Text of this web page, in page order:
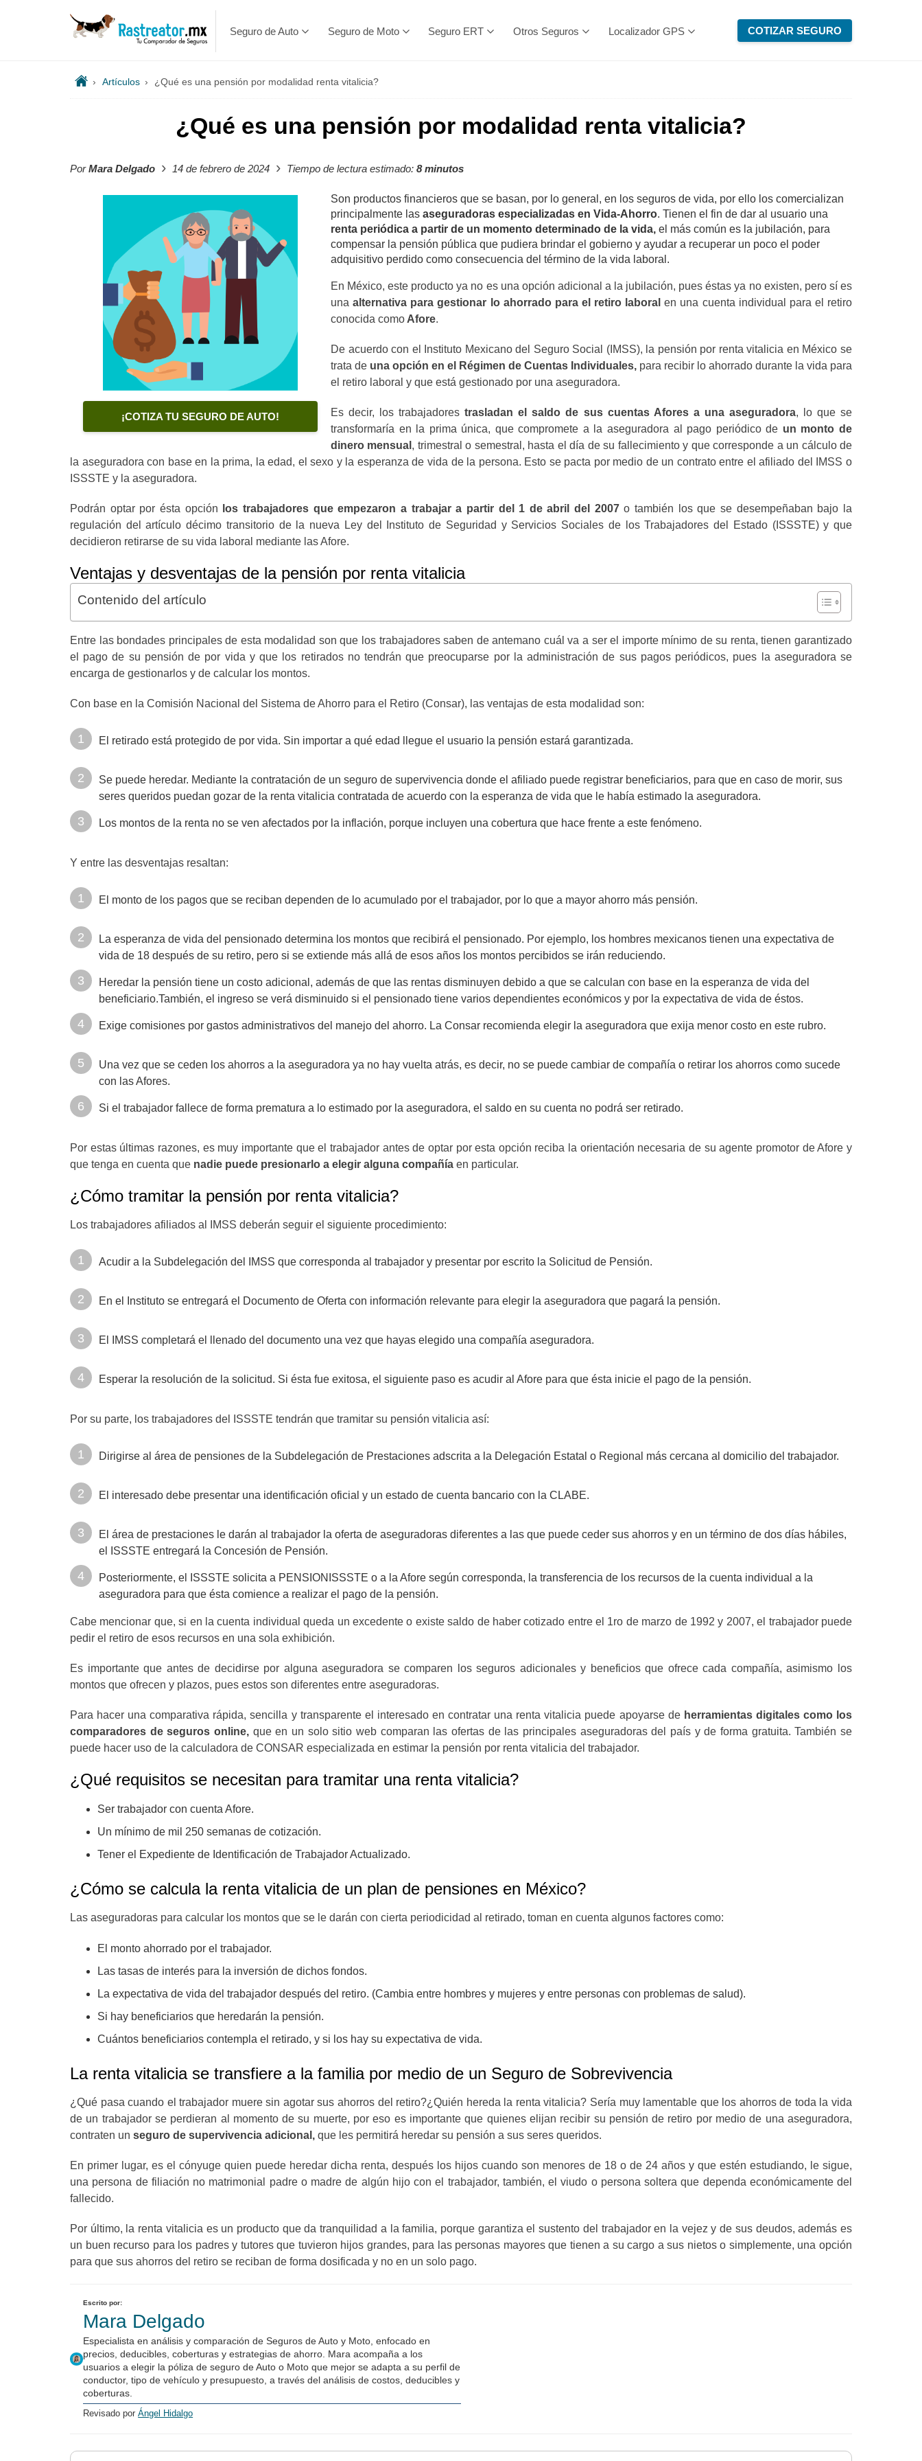
Seguro de Auto Seguro de Moto Seguro ERT Otros Seguros Localizador GPS COTIZAR SEGURO
› Artículos › ¿Qué es una pensión por modalidad renta vitalicia?
¿Qué es una pensión por modalidad renta vitalicia?
PorMara Delgado › 14 de febrero de 2024 › Tiempo de lectura estimado: 8 minutos
¡COTIZA TU SEGURO DE AUTO!
Son productos financieros que se basan, por lo general, en los seguros de vida, por ello los comercializan
principalmente lasaseguradoras especializadas en Vida-Ahorro. Tienen el fin de dar al usuario una
renta periódica a partir de un momento determinado de la vida,el más común es la jubilación, para
compensar la pensión pública que pudiera brindar el gobierno y ayudar a recuperar un poco el poder
adquisitivo perdido como consecuencia del término de la vida laboral.
En México, este producto ya no es una opción adicional a la jubilación, pues éstas ya no existen, pero sí es
unaalternativa para gestionar lo ahorrado para el retiro laboralen una cuenta individual para el retiro
conocida comoAfore.
De acuerdo con el Instituto Mexicano del Seguro Social (IMSS), la pensión por renta vitalicia en México se
trata de una opción en el Régimen de Cuentas Individuales, para recibir lo ahorrado durante la vida para
el retiro laboral y que está gestionado por una aseguradora.
Es decir, los trabajadores trasladan el saldo de sus cuentas Afores a una aseguradora, lo que se
transformaría en la prima única, que compromete a la aseguradora al pago periódico de un monto de
dinero mensual , trimestral o semestral, hasta el día de su fallecimiento y que corresponde a un cálculo de
la aseguradora con base en la prima, la edad, el sexo y la esperanza de vida de la persona. Esto se pacta por medio de un contrato entre el afiliado del IMSS o
ISSSTE y la aseguradora.
Podrán optar por ésta opción los trabajadores que empezaron a trabajar a partir del 1 de abril del 2007o también los que se desempeñaban bajo la
regulación del artículo décimo transitorio de la nueva Ley del Instituto de Seguridad y Servicios Sociales de los Trabajadores del Estado (ISSSTE) y que
decidieron retirarse de su vida laboral mediante las Afore.
Ventajas y desventajas de la pensión por renta vitalicia
Contenido del artículo
Entre las bondades principales de esta modalidad son que los trabajadores saben de antemano cuál va a ser el importe mínimo de su renta, tienen garantizado
el pago de su pensión de por vida y que los retirados no tendrán que preocuparse por la administración de sus pagos periódicos, pues la aseguradora se
encarga de gestionarlos y de calcular los montos.
Con base en la Comisión Nacional del Sistema de Ahorro para el Retiro (Consar), las ventajas de esta modalidad son:
El retirado está protegido de por vida. Sin importar a qué edad llegue el usuario la pensión estará garantizada.
Se puede heredar. Mediante la contratación de un seguro de supervivencia donde el afiliado puede registrar beneficiarios, para que en caso de morir, sus
seres queridos puedan gozar de la renta vitalicia contratada de acuerdo con la esperanza de vida que le había estimado la aseguradora.
Los montos de la renta no se ven afectados por la inflación, porque incluyen una cobertura que hace frente a este fenómeno.
Y entre las desventajas resaltan:
El monto de los pagos que se reciban dependen de lo acumulado por el trabajador, por lo que a mayor ahorro más pensión.
La esperanza de vida del pensionado determina los montos que recibirá el pensionado. Por ejemplo, los hombres mexicanos tienen una expectativa de
vida de 18 después de su retiro, pero si se extiende más allá de esos años los montos percibidos se irán reduciendo.
Heredar la pensión tiene un costo adicional, además de que las rentas disminuyen debido a que se calculan con base en la esperanza de vida del
beneficiario.También, el ingreso se verá disminuido si el pensionado tiene varios dependientes económicos y por la expectativa de vida de éstos.
Exige comisiones por gastos administrativos del manejo del ahorro. La Consar recomienda elegir la aseguradora que exija menor costo en este rubro.
Una vez que se ceden los ahorros a la aseguradora ya no hay vuelta atrás, es decir, no se puede cambiar de compañía o retirar los ahorros como sucede
con las Afores.
Si el trabajador fallece de forma prematura a lo estimado por la aseguradora, el saldo en su cuenta no podrá ser retirado.
Por estas últimas razones, es muy importante que el trabajador antes de optar por esta opción reciba la orientación necesaria de su agente promotor de Afore y
que tenga en cuenta que nadie puede presionarlo a elegir alguna compañía en particular.
¿Cómo tramitar la pensión por renta vitalicia?
Los trabajadores afiliados al IMSS deberán seguir el siguiente procedimiento:
Acudir a la Subdelegación del IMSS que corresponda al trabajador y presentar por escrito la Solicitud de Pensión.
En el Instituto se entregará el Documento de Oferta con información relevante para elegir la aseguradora que pagará la pensión.
El IMSS completará el llenado del documento una vez que hayas elegido una compañía aseguradora.
Esperar la resolución de la solicitud. Si ésta fue exitosa, el siguiente paso es acudir al Afore para que ésta inicie el pago de la pensión.
Por su parte, los trabajadores del ISSSTE tendrán que tramitar su pensión vitalicia así:
Dirigirse al área de pensiones de la Subdelegación de Prestaciones adscrita a la Delegación Estatal o Regional más cercana al domicilio del trabajador.
El interesado debe presentar una identificación oficial y un estado de cuenta bancario con la CLABE.
El área de prestaciones le darán al trabajador la oferta de aseguradoras diferentes a las que puede ceder sus ahorros y en un término de dos días hábiles,
el ISSSTE entregará la Concesión de Pensión.
Posteriormente, el ISSSTE solicita a PENSIONISSSTE o a la Afore según corresponda, la transferencia de los recursos de la cuenta individual a la
aseguradora para que ésta comience a realizar el pago de la pensión.
Cabe mencionar que, si en la cuenta individual queda un excedente o existe saldo de haber cotizado entre el 1ro de marzo de 1992 y 2007, el trabajador puede
pedir el retiro de esos recursos en una sola exhibición.
Es importante que antes de decidirse por alguna aseguradora se comparen los seguros adicionales y beneficios que ofrece cada compañía, asimismo los
montos que ofrecen y plazos, pues estos son diferentes entre aseguradoras.
Para hacer una comparativa rápida, sencilla y transparente el interesado en contratar una renta vitalicia puede apoyarse de herramientas digitales como los
comparadores de seguros online, que en un solo sitio web comparan las ofertas de las principales aseguradoras del país y de forma gratuita. También se
puede hacer uso de la calculadora de CONSAR especializada en estimar la pensión por renta vitalicia del trabajador.
¿Qué requisitos se necesitan para tramitar una renta vitalicia?
Ser trabajador con cuenta Afore.
Un mínimo de mil 250 semanas de cotización.
Tener el Expediente de Identificación de Trabajador Actualizado.
¿Cómo se calcula la renta vitalicia de un plan de pensiones en México?
Las aseguradoras para calcular los montos que se le darán con cierta periodicidad al retirado, toman en cuenta algunos factores como:
El monto ahorrado por el trabajador.
Las tasas de interés para la inversión de dichos fondos.
La expectativa de vida del trabajador después del retiro. (Cambia entre hombres y mujeres y entre personas con problemas de salud).
Si hay beneficiarios que heredarán la pensión.
Cuántos beneficiarios contempla el retirado, y si los hay su expectativa de vida.
La renta vitalicia se transfiere a la familia por medio de un Seguro de Sobrevivencia
¿Qué pasa cuando el trabajador muere sin agotar sus ahorros del retiro?¿Quién hereda la renta vitalicia? Sería muy lamentable que los ahorros de toda la vida
de un trabajador se perdieran al momento de su muerte, por eso es importante que quienes elijan recibir su pensión de retiro por medio de una aseguradora,
contraten un seguro de supervivencia adicional, que les permitirá heredar su pensión a sus seres queridos.
En primer lugar, es el cónyuge quien puede heredar dicha renta, después los hijos cuando son menores de 18 o de 24 años y que estén estudiando, le sigue,
una persona de filiación no matrimonial padre o madre de algún hijo con el trabajador, también, el viudo o persona soltera que dependa económicamente del
fallecido.
Por último, la renta vitalicia es un producto que da tranquilidad a la familia, porque garantiza el sustento del trabajador en la vejez y de sus deudos, además es
un buen recurso para los padres y tutores que tuvieron hijos grandes, para las personas mayores que tienen a su cargo a sus nietos o simplemente, una opción
para que sus ahorros del retiro se reciban de forma dosificada y no en un solo pago.
Escrito por:
Mara Delgado
Especialista en análisis y comparación de Seguros de Auto y Moto, enfocado en
precios, deducibles, coberturas y estrategias de ahorro. Mara acompaña a los
usuarios a elegir la póliza de seguro de Auto o Moto que mejor se adapta a su perfil de
conductor, tipo de vehículo y presupuesto, a través del análisis de costos, deducibles y
coberturas.
Revisado porÁngel Hidalgo